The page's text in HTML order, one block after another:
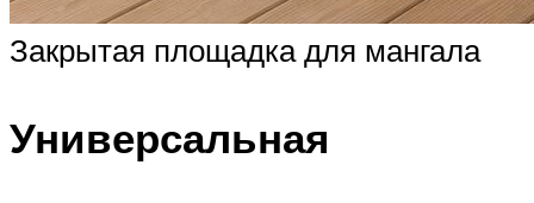
Закрытая площадка для мангала
Универсальная